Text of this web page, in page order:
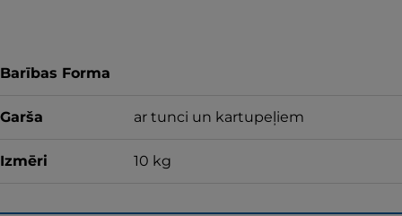
Barības Forma
Garša ar tunci un kartupeļiem
Izmēri 10 kg